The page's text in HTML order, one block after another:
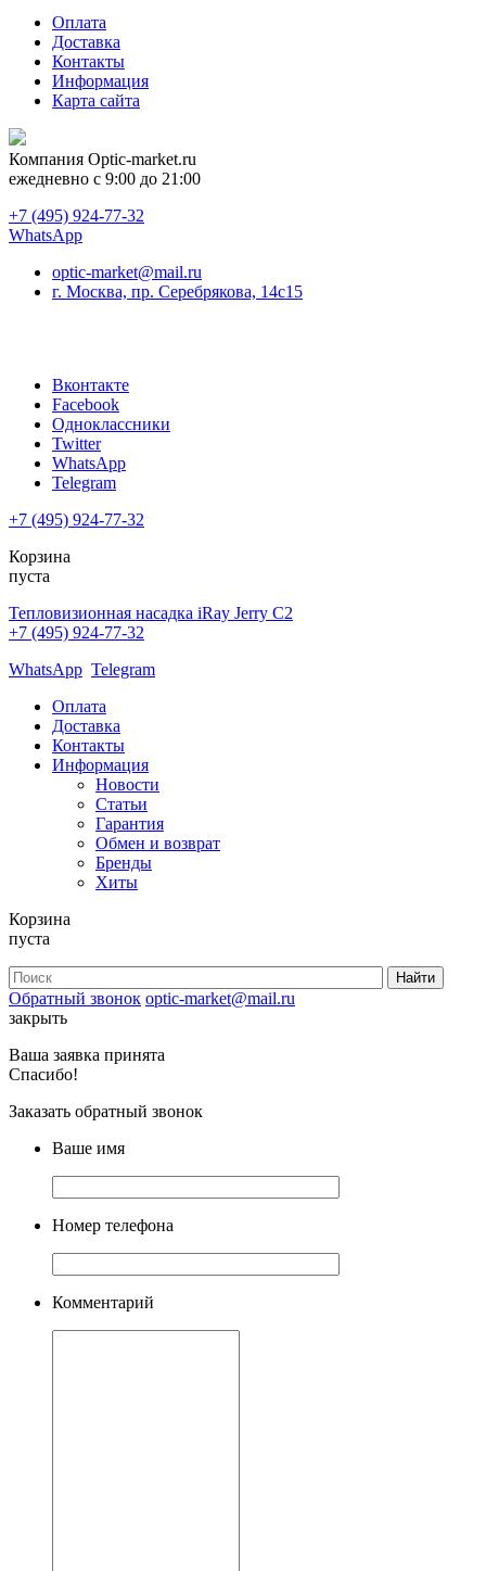
Оплата
Доставка
Контакты
Информация
Карта сайта
Компания Optic-market.ru
ежедневно с 9:00 до 21:00
+7 (495) 924-77-32
WhatsApp
optic-market@mail.ru
г. Москва, пр. Серебрякова, 14с15
Вконтакте
Facebook
Одноклассники
Twitter
WhatsApp
Telegram
+7 (495) 924-77-32
Корзина
пуста
Тепловизионная насадка iRay Jerry C2
+7 (495) 924-77-32
WhatsApp Telegram
Оплата
Доставка
Контакты
Информация
Новости
Статьи
Гарантия
Обмен и возврат
Бренды
Хиты
Корзина
пуста
Обратный звонок optic-market@mail.ru
закрыть
Ваша заявка принята
Спасибо!
Заказать обратный звонок
Ваше имя
Номер телефона
Комментарий